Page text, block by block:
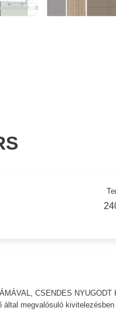
CSENDES NYUGODT
megvalósuló